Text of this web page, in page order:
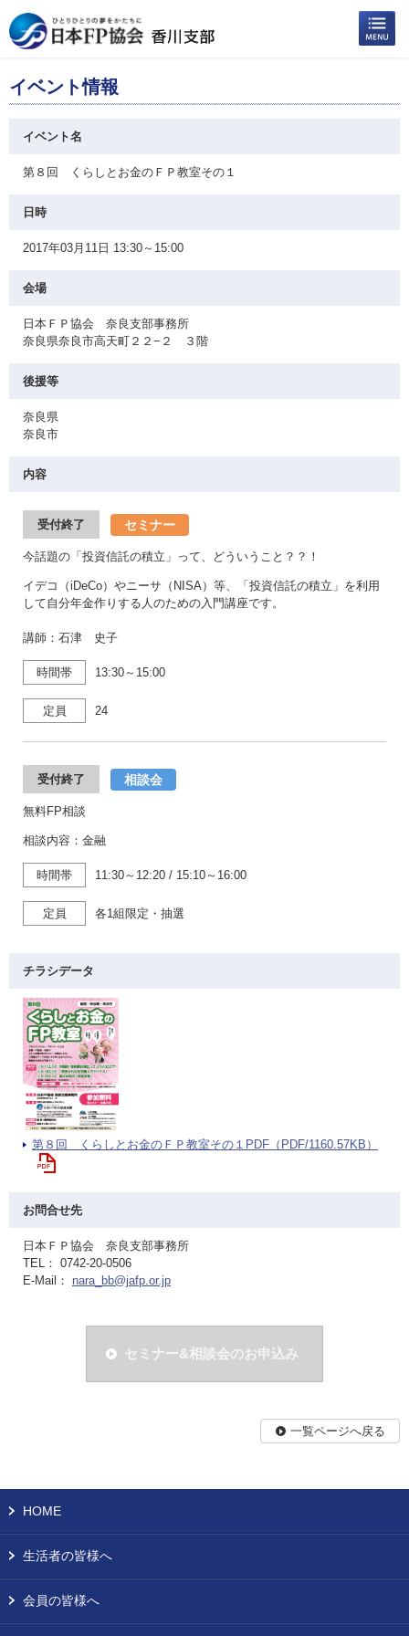
イベント情報
イベント名
第８回 くらしとお金のＦＰ教室その１
日時
2017年03月11日 13:30～15:00
会場
日本ＦＰ協会 奈良支部事務所
奈良県奈良市高天町２２−２ ３階
後援等
奈良県
奈良市
内容
受付終了 セミナー
今話題の「投資信託の積立」って、どういうこと？？！
イデコ（iDeCo）やニーサ（NISA）等、「投資信託の積立」を利用
して自分年金作りする人のための入門講座です。
講師：石津 史子
時間帯 13:30～15:00
定員 24
受付終了 相談会
無料FP相談
相談内容：金融
時間帯 11:30～12:20 / 15:10～16:00
定員 各1組限定・抽選
チラシデータ
第８回 くらしとお金のＦＰ教室その１PDF（PDF/1160.57KB）
お問合せ先
日本ＦＰ協会 奈良支部事務所
TEL： 0742-20-0506
E-Mail： nara_bb@jafp.or.jp
セミナー&相談会のお申込み
一覧ページへ戻る
HOME
生活者の皆様へ
会員の皆様へ